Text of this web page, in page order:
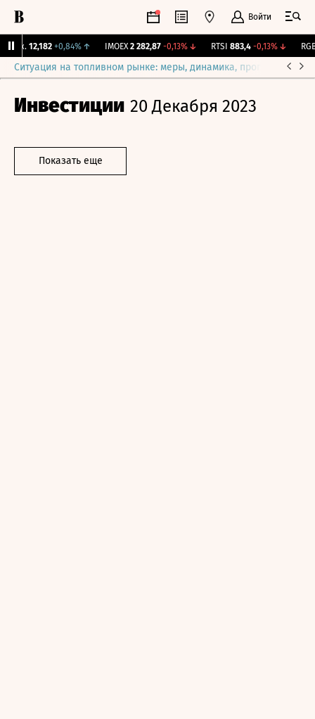
Войти
12,182 +0,84%↑ IMOEX 2 282,87 -0,13%↓ RTSI 883,4 -0,13%↓ RGBI
Ситуация на топливном рынке: меры, динамика, прогнозы
Инвестиции 20 Декабря 2023
Показать еще